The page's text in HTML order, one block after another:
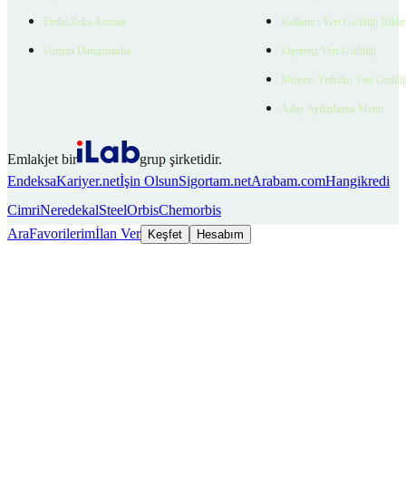
EmlakZeka Asistan
Uzman Danışmanlar
Kullanıcı Veri Gizliliği
Ziyaretçi Veri Gizliliği
Müşteri Yetkilisi Veri
Aday Aydınlatma Metni
Emlakjet bir
grup şirketidir.
EndeksaKariyer.netİşin OlsunSigortam.netArabam.comHangikredi
CimriNeredekalSteelOrbisChemorbis
AraFavorilerimİlan Ver Keşfet Hesabım